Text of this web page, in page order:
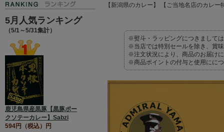
5月人気ランキング
（5/1～5/31集計）
鹿児島県産黒豚【黒豚ポー
クソテーカレー】Sabzi
594円（税込）円
【新潟県のカレー】 【ご当地名店のカレー
※熨斗・ラッピングにつきましては
※当店では特別セールを除き、賞
※注文状況により、商品のお届け
※商品ポイントの付与と使用にに